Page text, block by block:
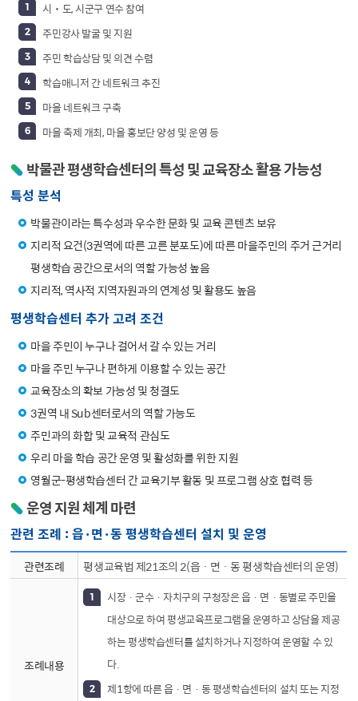
시‧도, 시군구 연수 참여
주민강사 발굴 및 지원
주민 학습상담 및 의견 수렴
학습매니저 간 네트워크 추진
마을 네트워크 구축
마을 축제 개최, 마을 홍보단 양성 및 운영 등
박물관 평생학습센터의 특성 및 교육장소 활용 가능성
특성 분석
박물관이라는 특수성과 우수한 문화 및 교육 콘텐츠 보유
지리적 요건(3권역에 따른 고른 분포도)에 따른 마을주민의 주거 근거리
평생학습 공간으로서의 역할 가능성 높음
지리적, 역사적 지역자원과의 연계성 및 활용도 높음
평생학습센터 추가 고려 조건
마을 주민이 누구나 걸어서 갈 수 있는 거리
마을 주민 누구나 편하게 이용할 수 있는 공간
교육장소의 확보 가능성 및 청결도
3권역 내 Sub센터로서의 역할 가능도
주민과의 화합 및 교육적 관심도
우리 마을 학습 공간 운영 및 활성화를 위한 지원
영월군-평생학습센터 간 교육기부 활동 및 프로그램 상호 협력 등
운영 지원 체계 마련
관련 조례 : 읍·면·동 평생학습센터 설치 및 운영
관련조례 평생교육법 제21조의 2(읍 · 면 · 동 평생학습센터의 운영)
조례내용
시장 · 군수 · 자치구의 구청장은 읍 · 면 · 동별로 주민을
대상으로 하여 평생교육프로그램을 운영하고 상담을 제공
하는 평생학습센터를 설치하거나 지정하여 운영할 수 있
다.
제1항에 따른 읍 · 면 · 동 평생학습센터의 설치 또는 지정